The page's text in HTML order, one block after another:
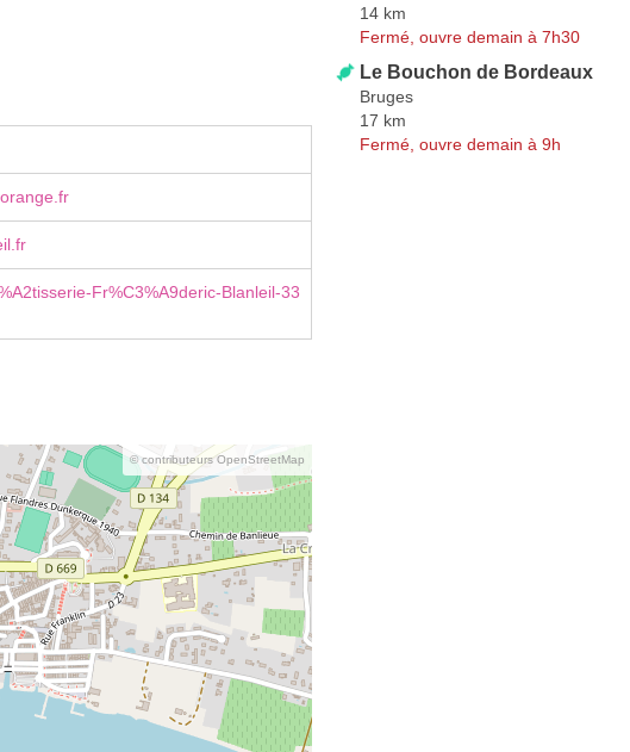
Fr%C3%A9deric-Blanleil-33
© contributeurs OpenStreetMap
14 km
Fermé, ouvre demain à 7h30
Le Bouchon de Bordeaux
Bruges
17 km
Fermé, ouvre demain à 9h